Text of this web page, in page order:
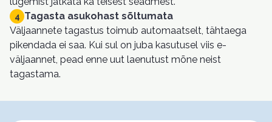
4 Tagasta asukohast sõltumata
Väljaannete tagastus toimub automaatselt, tähtaega
pikendada ei saa. Kui sul on juba kasutusel viis e-
väljaannet, pead enne uut laenutust mõne neist
tagastama.